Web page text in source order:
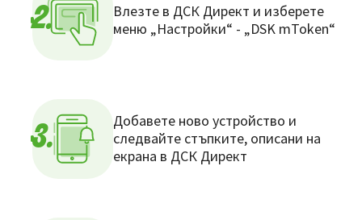
2.
Влезте в ДСК Директ и изберете
меню „Настройки“ - „DSK mToken“
3.
Добавете ново устройство и
следвайте стъпките, описани на
екрана в ДСК Директ